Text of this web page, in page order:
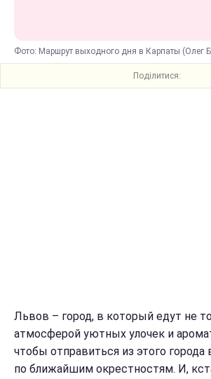
Фото: Маршрут выходного дня в Карпаты (Олег
Поділитися:
Львов – город, в который едут не
атмосферой уютных улочек и
чтобы отправиться из этого
по ближайшим окрестностям. И,